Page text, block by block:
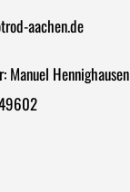
aachen.de
Manuel Hennighausen